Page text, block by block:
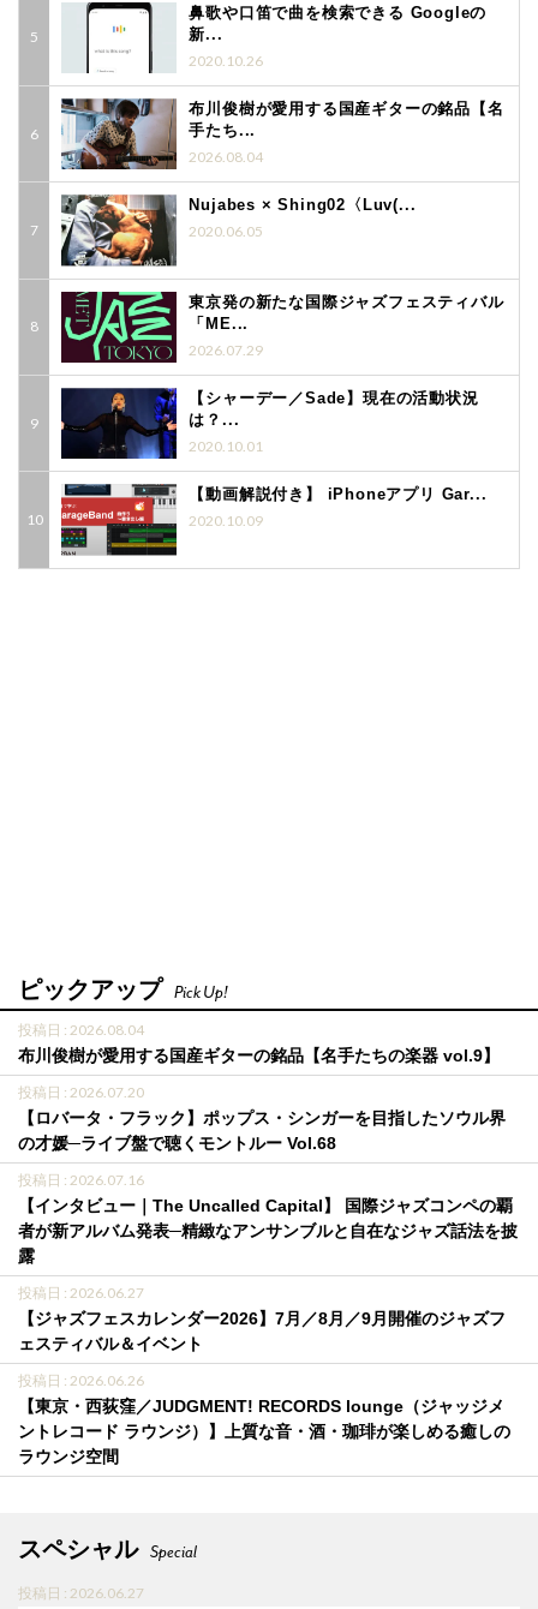
鼻歌や口笛で曲を検索できる Googleの
新...
2020.10.26
布川俊樹が愛用する国産ギターの銘品【名
手たち...
2026.08.04
Nujabes × Shing02〈Luv(...
2020.06.05
東京発の新たな国際ジャズフェスティバル
「ME...
2026.07.29
【シャーデー／Sade】現在の活動状況
は？...
2020.10.01
【動画解説付き】 iPhoneアプリ Gar...
2020.10.09
ピックアップ Pick Up!
投稿日 : 2026.08.04
布川俊樹が愛用する国産ギターの銘品【名手たちの楽器 vol.9】
投稿日 : 2026.07.20
【ロバータ・フラック】ポップス・シンガーを目指したソウル界
の才媛─ライブ盤で聴くモントルー Vol.68
投稿日 : 2026.07.16
【インタビュー｜The Uncalled Capital】 国際ジャズコンペの覇
者が新アルバム発表─精緻なアンサンブルと自在なジャズ話法を披
露
投稿日 : 2026.06.27
【ジャズフェスカレンダー2026】7月／8月／9月開催のジャズフ
ェスティバル＆イベント
投稿日 : 2026.06.26
【東京・西荻窪／JUDGMENT! RECORDS lounge（ジャッジメ
ントレコード ラウンジ）】上質な音・酒・珈琲が楽しめる癒しの
ラウンジ空間
スペシャル Special
投稿日 : 2026.06.27